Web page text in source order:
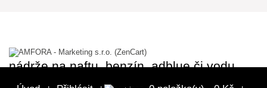
nádrže na naftu, benzín, adblue či vodu